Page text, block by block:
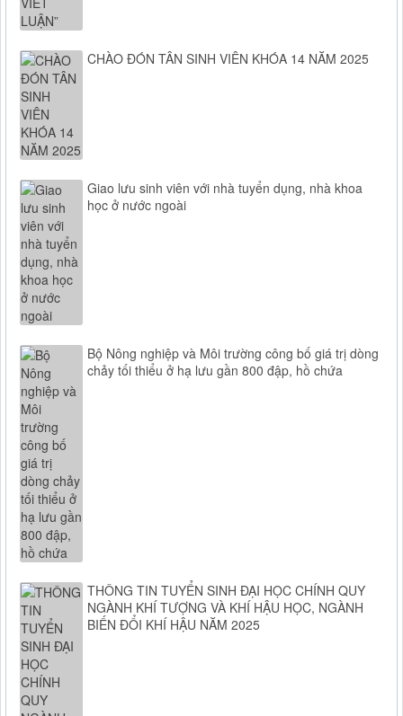
CHÀO ĐÓN TÂN SINH VIÊN KHÓA 14 NĂM 2025
Giao lưu sinh viên với nhà tuyển dụng, nhà khoa
học ở nước ngoài
Bộ Nông nghiệp và Môi trường công bố giá trị dòng
chảy tối thiểu ở hạ lưu gần 800 đập, hồ chứa
THÔNG TIN TUYỂN SINH ĐẠI HỌC CHÍNH QUY
NGÀNH KHÍ TƯỢNG VÀ KHÍ HẬU HỌC, NGÀNH
BIẾN ĐỔI KHÍ HẬU NĂM 2025